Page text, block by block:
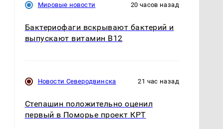
Мировые новости 20 часов назад
Бактериофаги вскрывают бактерий и
выпускают витамин B12
Новости Северодвинска 21 час назад
Степашин положительно оценил
первый в Поморье проект КРТ